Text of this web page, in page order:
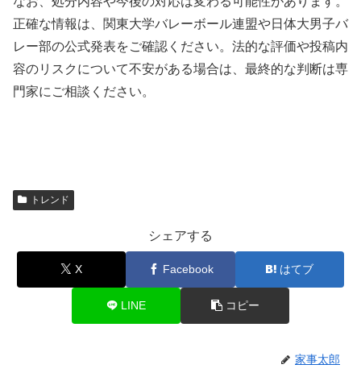
正確な情報は、関東大学バレーボール連盟や日体大男子バ
レー部の公式発表をご確認ください。法的な評価や投稿内
容のリスクについて不安がある場合は、最終的な判断は専
門家にご相談ください。
トレンド
シェアする
X Facebook はてブ
LINE コピー
家事太郎